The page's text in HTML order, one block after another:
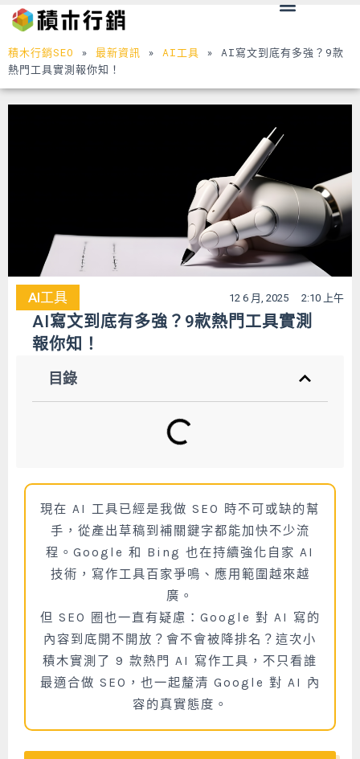
至
主
要
內
容
Menu
積木行銷SEO » 最新資訊 » AI工具 » AI寫文到底有多強？9款
熱門工具實測報你知！
AI工具 12 6 月, 2025 2:10 上午
AI寫文到底有多強？9款熱門工具實測
報你知！
目錄
現在 AI 工具已經是我做 SEO 時不可或缺的幫
手，從產出草稿到補關鍵字都能加快不少流
程。Google 和 Bing 也在持續強化自家 AI
技術，寫作工具百家爭鳴、應用範圍越來越
廣。
但 SEO 圈也一直有疑慮：Google 對 AI 寫的
內容到底開不開放？會不會被降排名？這次小
積木實測了 9 款熱門 AI 寫作工具，不只看誰
最適合做 SEO，也一起釐清 Google 對 AI 內
容的真實態度。